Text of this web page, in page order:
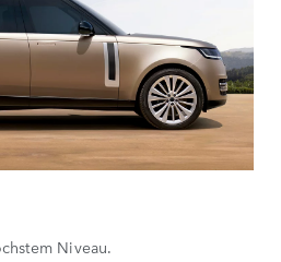
Niveau.